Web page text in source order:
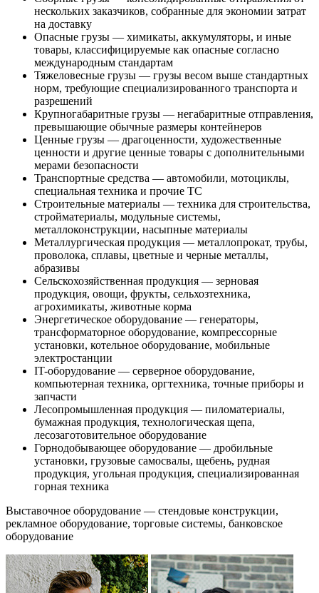
нескольких заказчиков, собранные для экономии затрат
на доставку
Опасные грузы — химикаты, аккумуляторы, и иные
товары, классифицируемые как опасные согласно
международным стандартам
Тяжеловесные грузы — грузы весом выше стандартных
норм, требующие специализированного транспорта и
разрешений
Крупногабаритные грузы — негабаритные отправления,
превышающие обычные размеры контейнеров
Ценные грузы — драгоценности, художественные
ценности и другие ценные товары с дополнительными
мерами безопасности
Транспортные средства — автомобили, мотоциклы,
специальная техника и прочие ТС
Строительные материалы — техника для строительства,
стройматериалы, модульные системы,
металлоконструкции, насыпные материалы
Металлургическая продукция — металлопрокат, трубы,
проволока, сплавы, цветные и черные металлы,
абразивы
Сельскохозяйственная продукция — зерновая
продукция, овощи, фрукты, сельхозтехника,
агрохимикаты, животные корма
Энергетическое оборудование — генераторы,
трансформаторное оборудование, компрессорные
установки, котельное оборудование, мобильные
электростанции
IT-оборудование — серверное оборудование,
компьютерная техника, оргтехника, точные приборы и
запчасти
Лесопромышленная продукция — пиломатериалы,
бумажная продукция, технологическая щепа,
лесозаготовительное оборудование
Горнодобывающее оборудование — дробильные
установки, грузовые самосвалы, щебень, рудная
продукция, угольная продукция, специализированная
горная техника
Выставочное оборудование — стендовые конструкции,
рекламное оборудование, торговые системы, банковское
оборудование